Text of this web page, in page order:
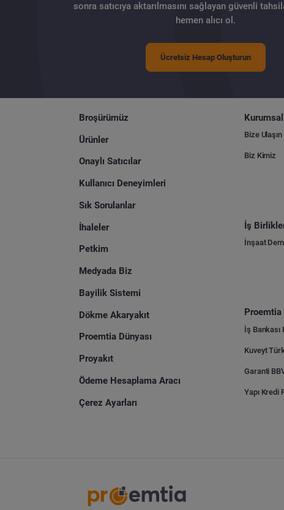
sonra satıcıya aktarılmasını sağlayan güvenli
hemen alıcı ol.
Ücretsiz Hesap Oluşturun
Broşürümüz
Ürünler
Onaylı Satıcılar
Kullanıcı Deneyimleri
Sık Sorulanlar
İhaleler
Petkim
Medyada Biz
Bayilik Sistemi
Dökme Akaryakıt
Proemtia Dünyası
Proyakıt
Ödeme Hesaplama Aracı
Çerez Ayarları
Kurumsal
Bize Ulaşın
Biz Kimiz
İş
İnşaat
İş Bankası
Yapı Kredi